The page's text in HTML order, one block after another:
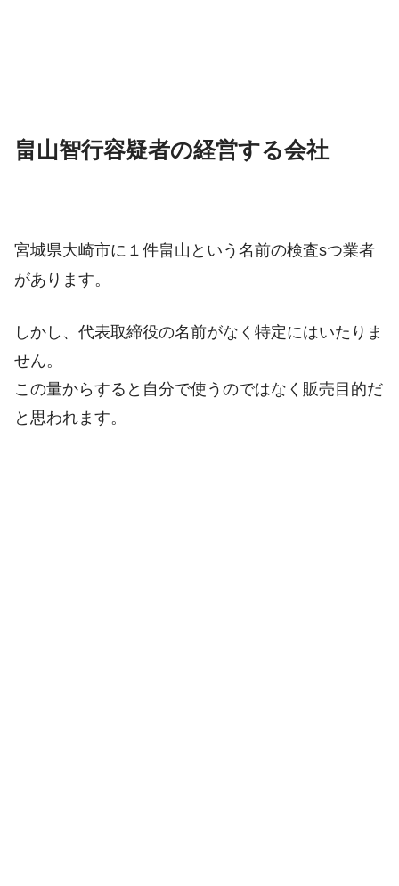
畠山智行容疑者の経営する会社
宮城県大崎市に１件畠山という名前の検査sつ業者
があります。
しかし、代表取締役の名前がなく特定にはいたりま
せん。
この量からすると自分で使うのではなく販売目的だ
と思われます。